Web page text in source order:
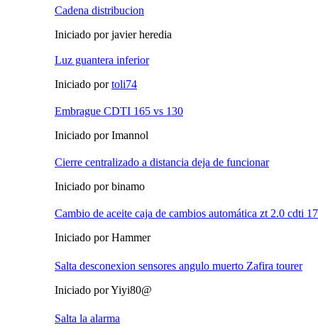
Cadena distribucion
Iniciado por javier heredia
Luz guantera inferior
Iniciado portoli74
Embrague CDTI 165 vs 130
Iniciado por Imannol
Cierre centralizado a distancia deja de funcionar
Iniciado por binamo
Cambio de aceite caja de cambios automática zt 2.0 cdti
Iniciado por Hammer
Salta desconexion sensores angulo muerto Zafira tourer
Iniciado por Yiyi80@
Salta la alarma